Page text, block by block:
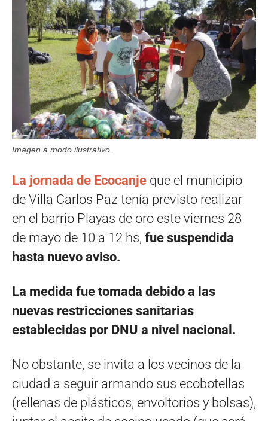
Imagen a modo ilustrativo.
La jornada de Ecocanje que el municipio
de Villa Carlos Paz tenía previsto realizar
en el barrio Playas de oro este viernes 28
de mayo de 10 a 12 hs, fue suspendida
hasta nuevo aviso.
La medida fue tomada debido a las
nuevas restricciones sanitarias
establecidas por DNU a nivel nacional.
No obstante, se invita a los vecinos de la
ciudad a seguir armando sus ecobotellas
(rellenas de plásticos, envoltorios y bolsas),